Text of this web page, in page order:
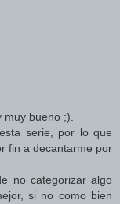
muy bueno ;).
serie, por lo que
fin a decantarme por
no categorizar algo
si no como bien